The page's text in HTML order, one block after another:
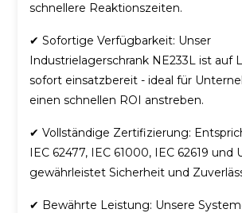
schnellere Reaktionszeiten.
✔ Sofortige Verfügbarkeit: Unser
Industrielagerschrank NE233L ist auf
sofort einsatzbereit - ideal für
einen schnellen ROI anstreben.
✔ Vollständige Zertifizierung:
IEC 62477, IEC 61000, IEC 62619 und
gewährleistet Sicherheit und
✔ Bewährte Leistung: Unsere